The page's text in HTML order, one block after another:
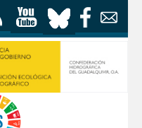
Contactar